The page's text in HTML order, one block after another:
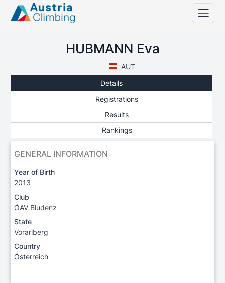
HUBMANN Eva
AUT
Details
Registrations
Results
Rankings
GENERAL INFORMATION
Year of Birth
2013
Club
ÖAV Bludenz
State
Vorarlberg
Country
Österreich